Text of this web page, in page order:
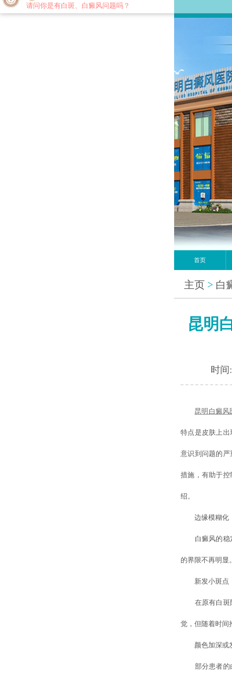
首页
主页 > 白
昆明
时间
昆明白癜风
特点是皮肤上出
意识到问题的
措施，有助于
绍。
边缘模糊化
白癜风的稳定
的界限不再明显
新发小斑点
在原有白斑附
觉，但随着时间
颜色加深或
部分患者的白